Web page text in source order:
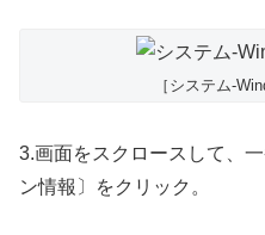
［システム-
3.画面をスクロースして、
ン情報〕をクリック。